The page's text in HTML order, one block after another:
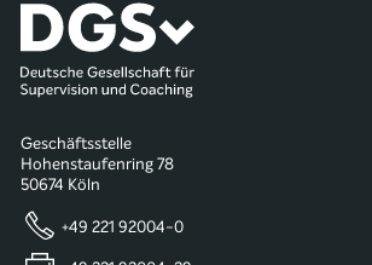
Geschäftsstelle
Hohenstaufenring 78
50674 Köln
+49 221 92004-0